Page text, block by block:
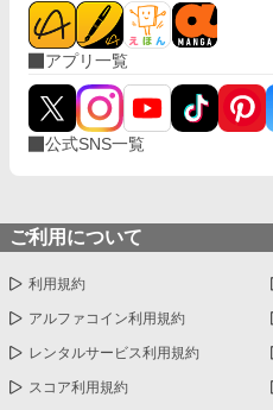
アプリ一覧
公式SNS一覧
ご利用について
利用規約
アルファコイン利用規約
レンタルサービス利用規約
スコア利用規約